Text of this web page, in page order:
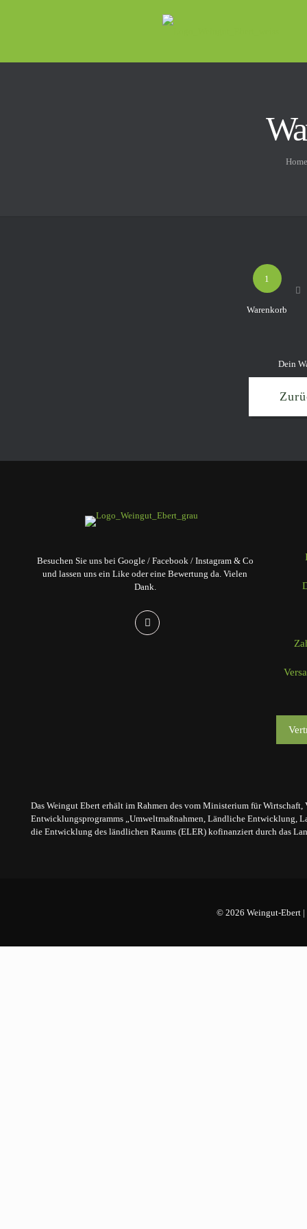
Home
1
Warenkorb
Dein
Besuchen Sie uns bei Google / Facebook / Instagram & Co
und lassen uns ein Like oder eine Bewertung da. Vielen
Dank.
Das Weingut Ebert erhält im Rahmen des vom Ministerium für
Entwicklungsprogramms „Umweltmaßnahmen, Ländliche Entwicklung,
die Entwicklung des ländlichen Raums (ELER) kofinanziert durch das
© 2026 Weingut-Ebert